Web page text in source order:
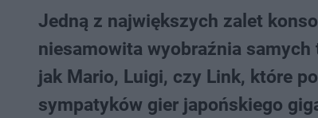
Jedną z największych zalet
niesamowita wyobraźnia
jak Mario, Luigi, czy Link, które
sympatyków gier japońskiego